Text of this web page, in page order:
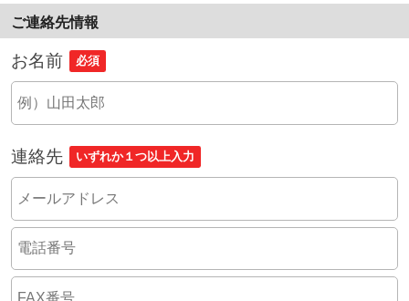
ご連絡先情報
お名前 必須
連絡先 いずれか１つ以上入力